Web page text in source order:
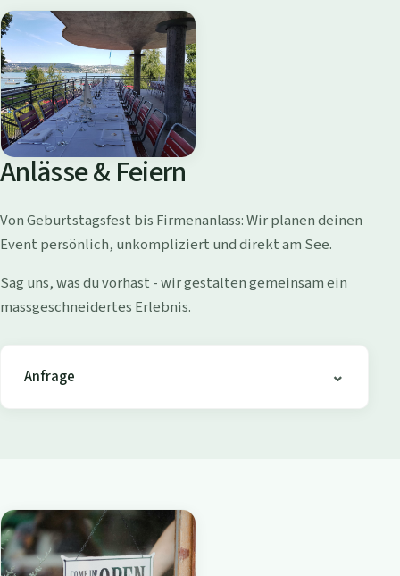
B
a
d
i
W
o
l
i
s
h
o
e
n
r
o
Anlässe & Feiern
Von Geburtstagsfest bis Firmenanlass: Wir planen deinen
Event persönlich, unkompliziert und direkt am See.
Sag uns, was du vorhast - wir gestalten gemeinsam ein
massgeschneidertes Erlebnis.
Anfrage